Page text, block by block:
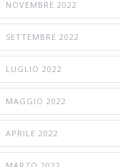
NOVEMBRE 2022
SETTEMBRE 2022
LUGLIO 2022
MAGGIO 2022
APRILE 2022